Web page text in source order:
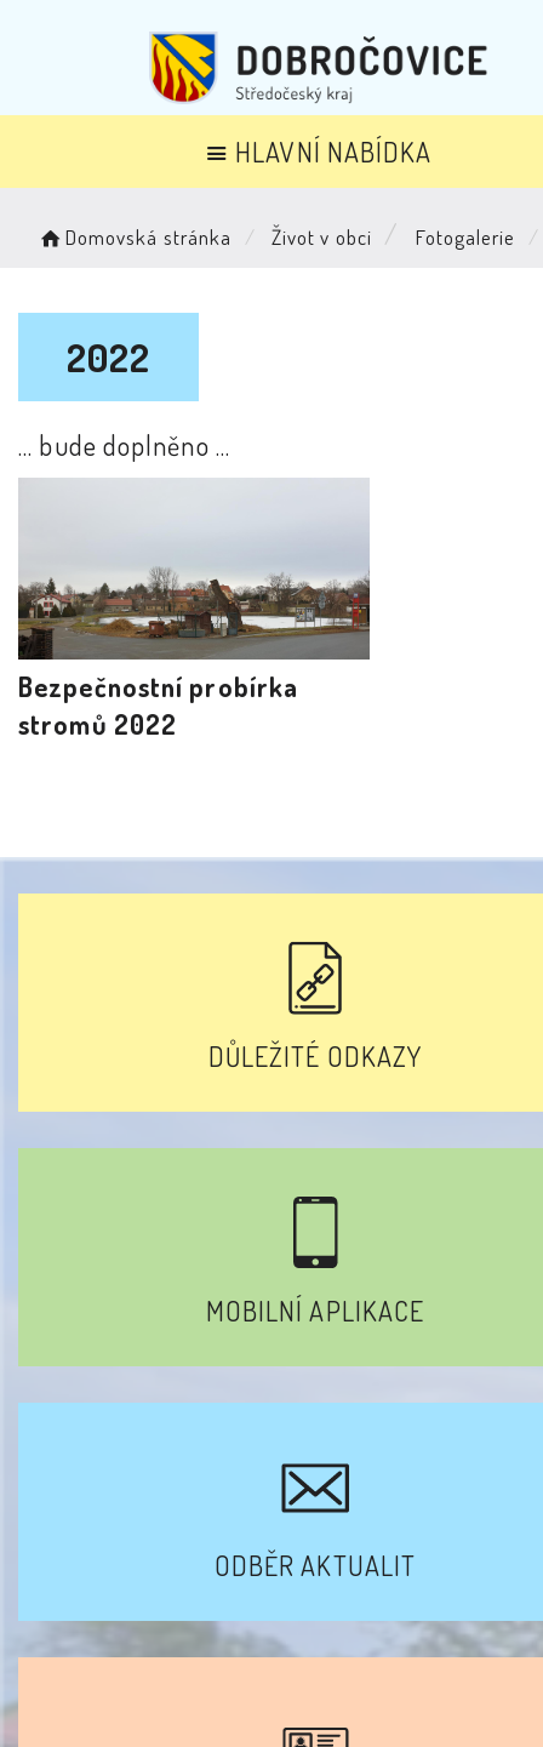
HLAVNÍ NABÍDKA
Domovská stránka Život v obci Fotogalerie
2022
... bude doplněno ...
Bezpečnostní probírka
stromů 2022
DŮLEŽITÉ ODKAZY
MOBILNÍ APLIKACE
ODBĚR AKTUALIT